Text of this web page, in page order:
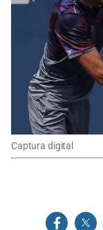
Captura digital